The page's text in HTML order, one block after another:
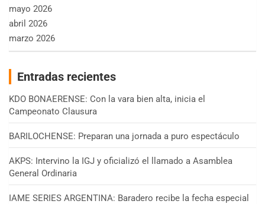
mayo 2026
abril 2026
marzo 2026
Entradas recientes
KDO BONAERENSE: Con la vara bien alta, inicia el
Campeonato Clausura
BARILOCHENSE: Preparan una jornada a puro espectáculo
AKPS: Intervino la IGJ y oficializó el llamado a Asamblea
General Ordinaria
IAME SERIES ARGENTINA: Baradero recibe la fecha especial